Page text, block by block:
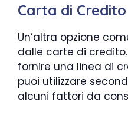
Carta di Credito
Un’altra opzione
dalle carte di
fornire una linea di
puoi utilizzare
alcuni fattori da